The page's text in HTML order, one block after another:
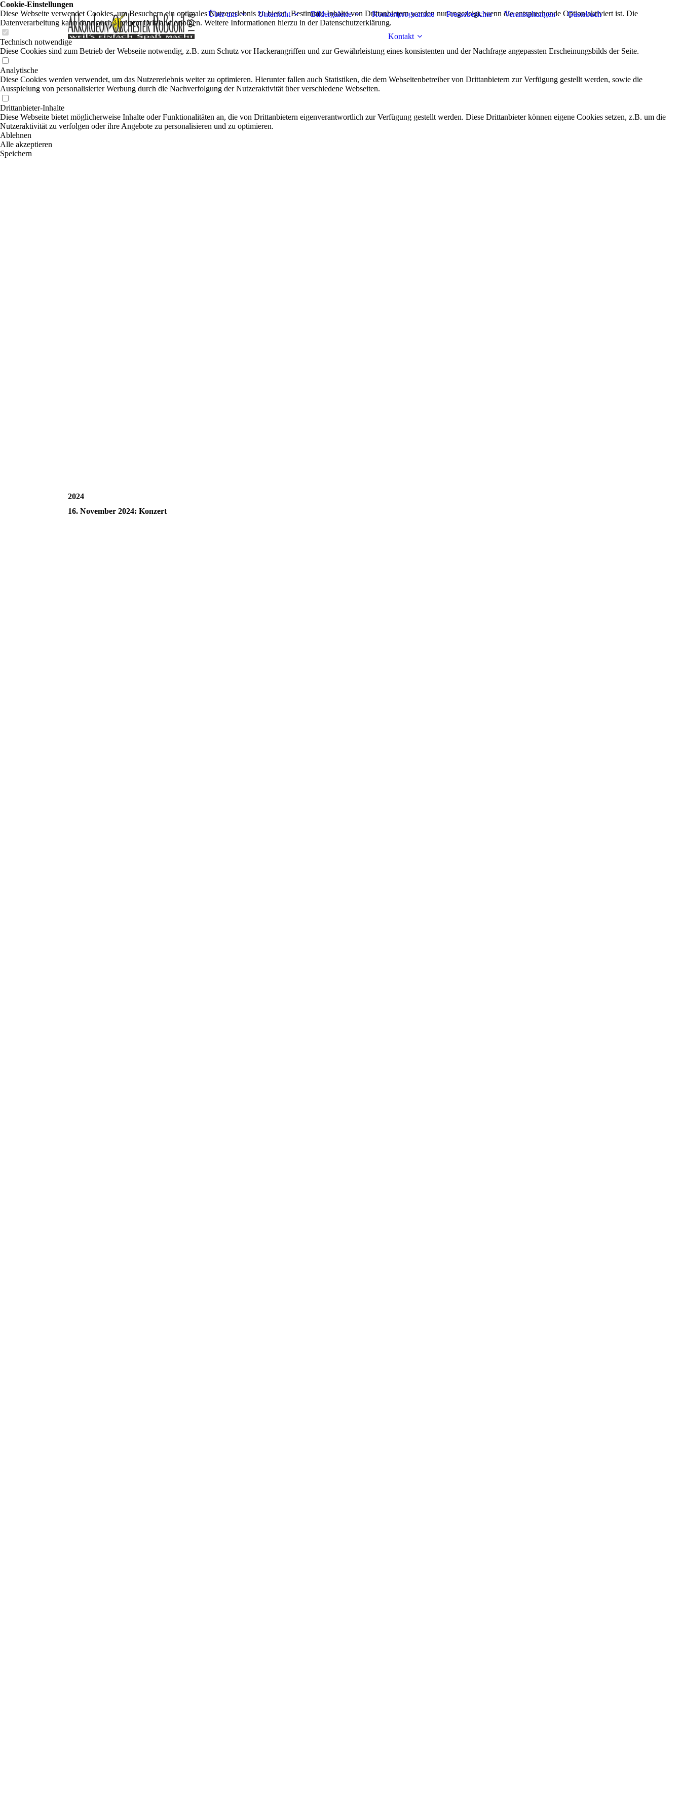
Über uns Unterricht Bildergalerie Konzertprogramme Presseberichte Veranstaltungen Gästebuch
Kontakt
2024
16. November 2024: Konzert
Cookie-Einstellungen
Diese Webseite verwendet Cookies, um Besuchern ein optimales Nutzererlebnis zu bieten. Bestimmte Inhalte von Drittanbietern werden nur angezeigt, wenn die entsprechende Option aktiviert ist. Die
Datenverarbeitung kann dann auch in einem Drittland erfolgen. Weitere Informationen hierzu in der Datenschutzerklärung.
Technisch notwendige
Diese Cookies sind zum Betrieb der Webseite notwendig, z.B. zum Schutz vor Hackerangriffen und zur Gewährleistung eines konsistenten und der Nachfrage angepassten Erscheinungsbilds der Seite.
Analytische
Diese Cookies werden verwendet, um das Nutzererlebnis weiter zu optimieren. Hierunter fallen auch Statistiken, die dem Webseitenbetreiber von Drittanbietern zur Verfügung gestellt werden, sowie die
Ausspielung von personalisierter Werbung durch die Nachverfolgung der Nutzeraktivität über verschiedene Webseiten.
Drittanbieter-Inhalte
Diese Webseite bietet möglicherweise Inhalte oder Funktionalitäten an, die von Drittanbietern eigenverantwortlich zur Verfügung gestellt werden. Diese Drittanbieter können eigene Cookies setzen, z.B. um die
Nutzeraktivität zu verfolgen oder ihre Angebote zu personalisieren und zu optimieren.
Ablehnen
Alle akzeptieren
Speichern